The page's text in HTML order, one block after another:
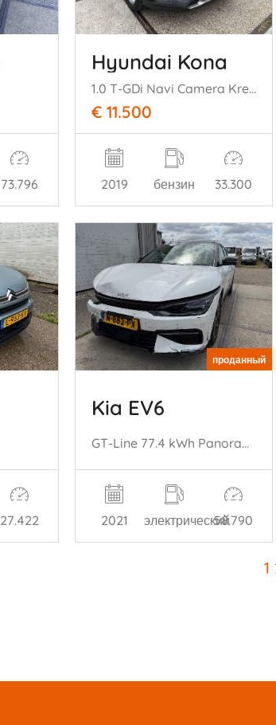
73.796
Hyundai Kona
1.0 T-GDi Navi Camera Krell Audio
€ 11.500
2019 бензин 33.300
27.422
проданный
Kia EV6
GT-Line 77.4 kWh Panoramadak
2021 электрический58.790
1